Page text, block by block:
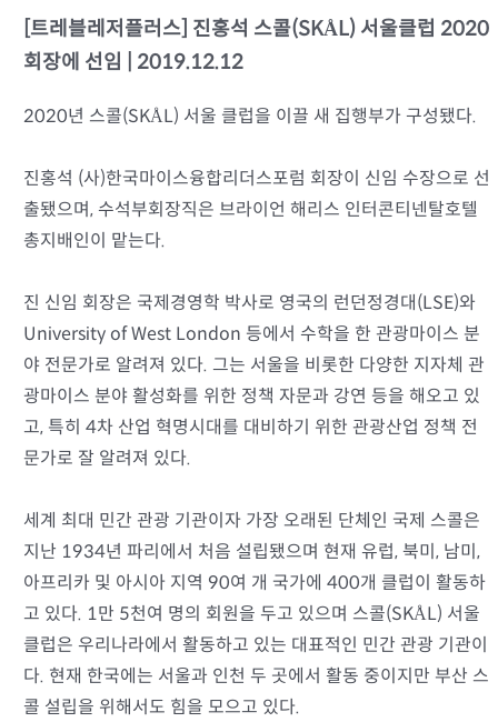
자료실
회원광장
마이페이지
로그인
회원 가입
[트레블레저플러스] 진홍석 스콜(SKÅL) 서울클럽 2020
회장에 선임 | 2019.12.12
2020년 스콜(SKÅL) 서울 클럽을 이끌 새 집행부가 구성됐다.
진홍석 (사)한국마이스융합리더스포럼 회장이 신임 수장으로 선
출됐으며, 수석부회장직은 브라이언 해리스 인터콘티넨탈호텔
총지배인이 맡는다.
진 신임 회장은 국제경영학 박사로 영국의 런던정경대(LSE)와
University of West London 등에서 수학을 한 관광마이스 분
야 전문가로 알려져 있다. 그는 서울을 비롯한 다양한 지자체 관
광마이스 분야 활성화를 위한 정책 자문과 강연 등을 해오고 있
고, 특히 4차 산업 혁명시대를 대비하기 위한 관광산업 정책 전
문가로 잘 알려져 있다.
세계 최대 민간 관광 기관이자 가장 오래된 단체인 국제 스콜은
지난 1934년 파리에서 처음 설립됐으며 현재 유럽, 북미, 남미,
아프리카 및 아시아 지역 90여 개 국가에 400개 클럽이 활동하
고 있다. 1만 5천여 명의 회원을 두고 있으며 스콜(SKÅL) 서울
클럽은 우리나라에서 활동하고 있는 대표적인 민간 관광 기관이
다. 현재 한국에는 서울과 인천 두 곳에서 활동 중이지만 부산 스
콜 설립을 위해서도 힘을 모으고 있다.